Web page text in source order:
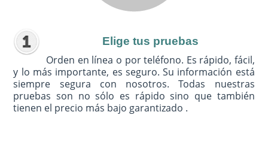
Elige tus pruebas
Orden en línea o por teléfono. Es rápido, fácil,
y lo más importante, es seguro. Su información está
siempre segura con nosotros. Todas nuestras
pruebas son no sólo es rápido sino que también
tienen el precio más bajo garantizado .